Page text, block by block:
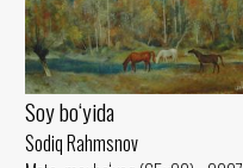
Soy bo‘yida
Sodiq Rahmsnov